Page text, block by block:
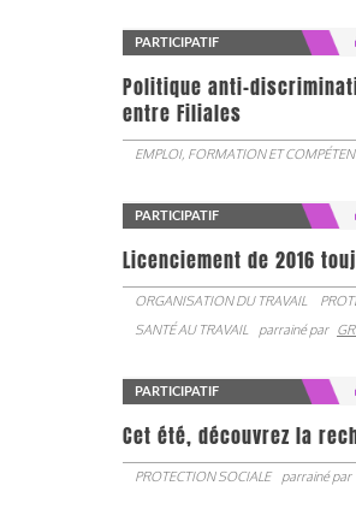
PARTICIPATIF
Politique anti-
entre Filiales
EMPLOI, FORMATION ET
PARTICIPATIF
Licenciement de 2016
ORGANISATION DU TRAVAIL
SANTÉ AU TRAVAIL
parrainé par
PARTICIPATIF
Cet été, découvrez la
PROTECTION SOCIALE parrainé par